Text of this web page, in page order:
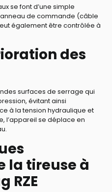
se font d’une simple
de commande (câble
également être contrôlée à
des
surfaces de serrage qui
évitant ainsi
à la tension hydraulique et
l’appareil se déplace en
la tireuse à
RZE